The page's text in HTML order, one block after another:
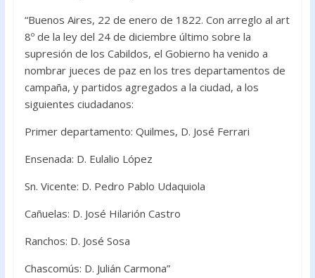
“Buenos Aires, 22 de enero de 1822. Con arreglo al art
8º de la ley del 24 de diciembre último sobre la
supresión de los Cabildos, el Gobierno ha venido a
nombrar jueces de paz en los tres departamentos de
campaña, y partidos agregados a la ciudad, a los
siguientes ciudadanos:
Primer departamento: Quilmes, D. José Ferrari
Ensenada: D. Eulalio López
Sn. Vicente: D. Pedro Pablo Udaquiola
Cañuelas: D. José Hilarión Castro
Ranchos: D. José Sosa
Chascomús: D. Julián Carmona”